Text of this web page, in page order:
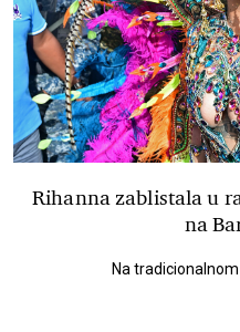
Rihanna zablistala u
na
Na